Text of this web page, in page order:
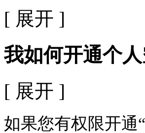
[ 展开 ]
我如何开通个人
[ 展开 ]
如果您有权限开通